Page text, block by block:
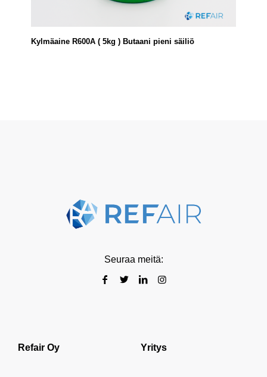
Kylmäaine R600A ( 5kg ) Butaani pieni säiliö
Seuraa meitä:
Refair Oy Yritys